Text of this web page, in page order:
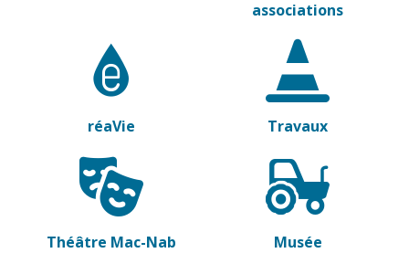
associations
réaVie Travaux
Théâtre Mac-Nab Musée